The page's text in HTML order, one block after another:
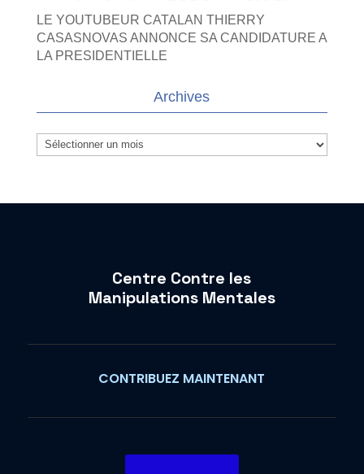
LE YOUTUBEUR CATALAN THIERRY
CASASNOVAS ANNONCE SA CANDIDATURE A
LA PRESIDENTIELLE
Archives
Archives
Centre Contre les
Manipulations Mentales
CONTRIBUEZ MAINTENANT